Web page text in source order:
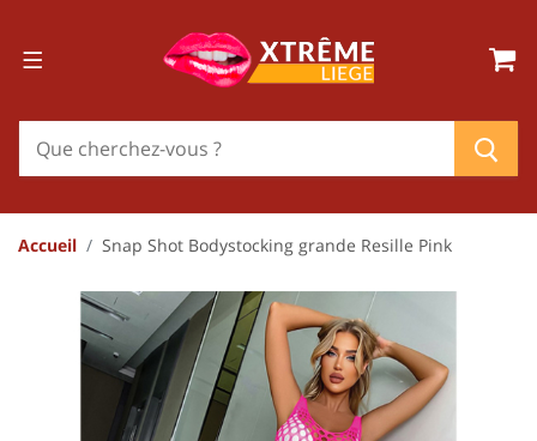
Accueil Snap Shot Bodystocking grande Resille Pink